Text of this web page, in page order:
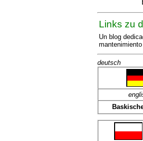
Links zu
Un blog
deutsch